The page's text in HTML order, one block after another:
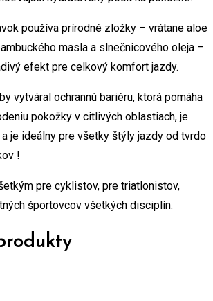
používa prírodné zložky – vrátane aloe
masla a slnečnicového oleja –
efekt pre celkový komfort jazdy.
vytváral ochrannú bariéru, ktorá pomáha
pokožky v citlivých oblastiach, je
je ideálny pre všetky štýly jazdy od tvrdo
!
pre cyklistov, pre triatlonistov,
športovcov všetkých disciplín.